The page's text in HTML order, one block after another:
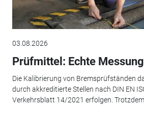
03.08.2026
Prüfmittel: Echte
Die Kalibrierung von Bremsprüfständen
durch akkreditierte Stellen nach DIN EN
Verkehrsblatt 14/2021 erfolgen. Trotzdem